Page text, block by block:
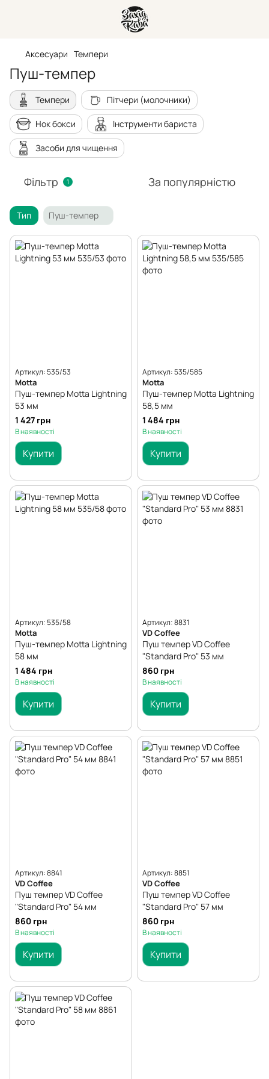
Аксесуари Темпери
Пуш-темпер
Темпери Пітчери (молочники)
Нок бокси Інструменти бариста
Засоби для чищення
Фільтр 1 За популярністю
Тип Пуш-темпер
Артикул: 535/53
Motta
Пуш-темпер Мotta Lightning
53 мм
1 427 грн
В наявності
Купити
Артикул: 535/585
Motta
Пуш-темпер Мotta Lightning
58,5 мм
1 484 грн
В наявності
Купити
Артикул: 535/58
Motta
Пуш-темпер Мotta Lightning
58 мм
1 484 грн
В наявності
Купити
Артикул: 8831
VD Coffee
Пуш темпер VD Coffee
"Standard Pro" 53 мм
860 грн
В наявності
Купити
Артикул: 8841
VD Coffee
Пуш темпер VD Coffee
"Standard Pro" 54 мм
860 грн
В наявності
Купити
Артикул: 8851
VD Coffee
Пуш темпер VD Coffee
"Standard Pro" 57 мм
860 грн
В наявності
Купити